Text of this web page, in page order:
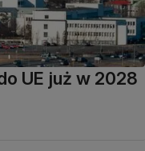
UE już w 2028